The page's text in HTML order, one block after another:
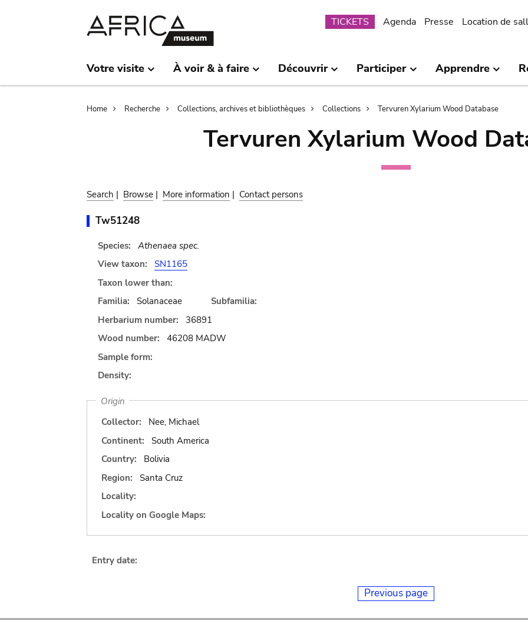
Submenu
TICKETS Agenda Presse Location de
Votre visite À voir & à faire Découvrir Participer Apprendre
Breadcrumb
Home Recherche Collections, archives et bibliothèques Collections Tervuren Xylarium Wood Database
Tervuren Xylarium Wood
Search | Browse | More information | Contact persons
Tw51248
Species:
Athenaea spec.
View taxon:
SN1165
Taxon lower than:
Familia:
Solanaceae
Subfamilia:
Herbarium number:
36891
Wood number:
46208 MADW
Sample form:
Density:
Origin
Collector:
Nee, Michael
Continent:
South America
Country:
Bolivia
Region:
Santa Cruz
Locality:
Locality on Google Maps:
Entry date:
Previous page